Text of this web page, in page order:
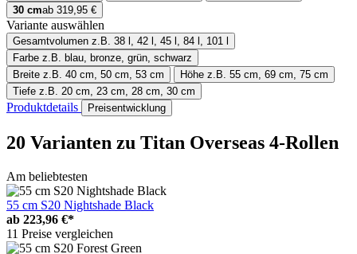
30 cmab 319,95 €
Variante auswählen
Gesamtvolumen z.B. 38 l, 42 l, 45 l, 84 l, 101 l
Farbe z.B. blau, bronze, grün, schwarz
Breite z.B. 40 cm, 50 cm, 53 cm Höhe z.B. 55 cm, 69 cm, 75 cm
Tiefe z.B. 20 cm, 23 cm, 28 cm, 30 cm
Produktdetails Preisentwicklung
20 Varianten zu Titan Overseas 4-Rollen
Am beliebtesten
55 cm S20 Nightshade Black
ab 223,96 €*
11 Preise vergleichen